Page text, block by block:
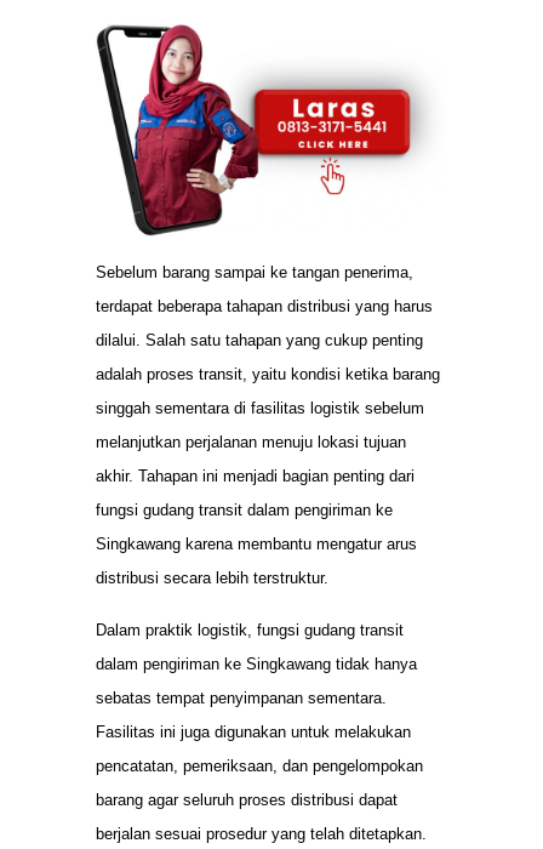
Sebelum barang sampai ke tangan penerima,
terdapat beberapa tahapan distribusi yang harus
dilalui. Salah satu tahapan yang cukup penting
adalah proses transit, yaitu kondisi ketika barang
singgah sementara di fasilitas logistik sebelum
melanjutkan perjalanan menuju lokasi tujuan
akhir. Tahapan ini menjadi bagian penting dari
fungsi gudang transit dalam pengiriman ke
Singkawang karena membantu mengatur arus
distribusi secara lebih terstruktur.
Dalam praktik logistik, fungsi gudang transit
dalam pengiriman ke Singkawang tidak hanya
sebatas tempat penyimpanan sementara.
Fasilitas ini juga digunakan untuk melakukan
pencatatan, pemeriksaan, dan pengelompokan
barang agar seluruh proses distribusi dapat
berjalan sesuai prosedur yang telah ditetapkan.